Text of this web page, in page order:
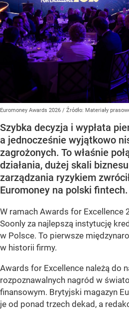
Euromoney Awards 2026 / Źródło: Materiały
Szybka decyzja i wypłata
a jednocześnie wyjątkowo
zagrożonych. To właśnie
działania, dużej skali
zarządzania ryzykiem
Euromoney na polski fintech.
W ramach Awards for Excellence
Soonly za najlepszą instytucję
w Polsce. To pierwsze
w historii firmy.
Awards for Excellence należą do
rozpoznawalnych nagród w
finansowym. Brytyjski magazyn
je od ponad trzech dekad, a